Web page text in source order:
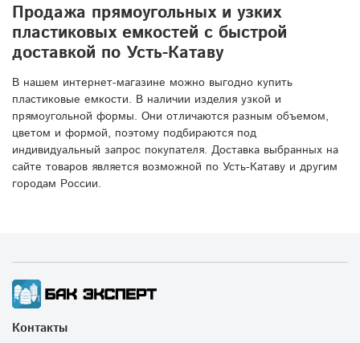
Продажа прямоугольных и узких
пластиковых емкостей с быстрой
доставкой по Усть-Катаву
В нашем интернет-магазине можно выгодно купить
пластиковые емкости. В наличии изделия узкой и
прямоугольной формы. Они отличаются разным объемом,
цветом и формой, поэтому подбираются под
индивидуальный запрос покупателя. Доставка выбранных на
сайте товаров является возможной по Усть-Катаву и другим
городам России.
Контакты